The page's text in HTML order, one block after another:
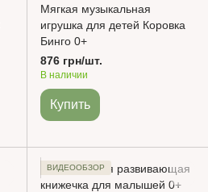
Мягкая музыкальная
игрушка для детей Коровка
Бинго 0+
876 грн/шт.
В наличии
Купить
ВИДЕООБЗОР